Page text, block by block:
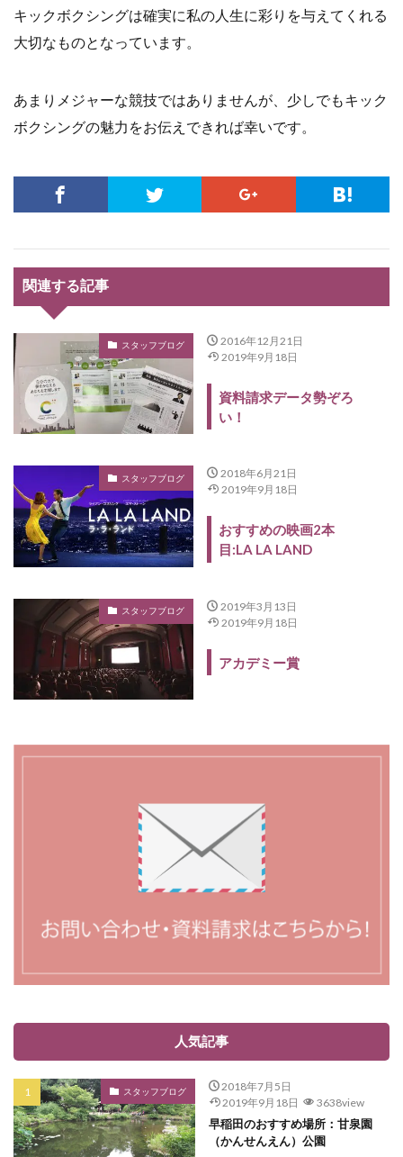
キックボクシングは確実に私の人生に彩りを与えてくれる
大切なものとなっています。
あまりメジャーな競技ではありませんが、少しでもキック
ボクシングの魅力をお伝えできれば幸いです。
関連する記事
スタッフブログ
2016年12月21日
2019年9月18日
資料請求データ勢ぞろ
い！
スタッフブログ
2018年6月21日
2019年9月18日
おすすめの映画2本
目:LA LA LAND
スタッフブログ
2019年3月13日
2019年9月18日
アカデミー賞
人気記事
スタッフブログ
2018年7月5日
2019年9月18日
3638view
早稲田のおすすめ場所：甘泉園
（かんせんえん）公園